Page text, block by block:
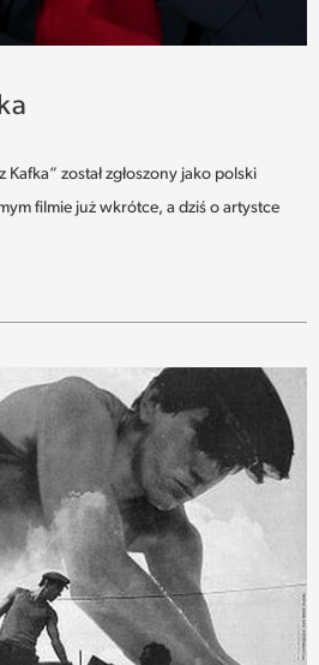
został zgłoszony jako polski
filmie już wkrótce, a dziś o artystce